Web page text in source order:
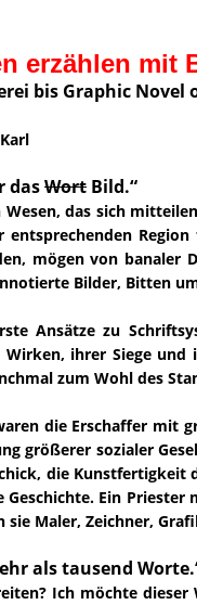
erzählen mit
bis Graphic
dasWort Bild.“
Wesen, das sich
entsprechenden
mögen von banaler
Bilder, Bitten
Ansätze zu
Wirken, ihrer Siege
zum Wohl des
die Erschaffer mit
größerer sozialer
die Kunstfertigkeit
Geschichte. Ein
sie Maler, Zeichner,
als tausend
Ich möchte